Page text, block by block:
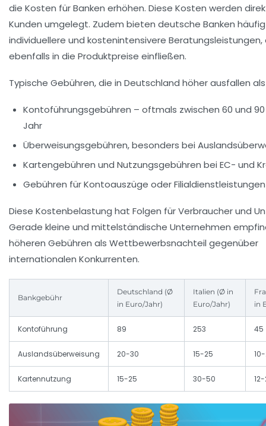
die Kosten für Banken erhöhen. Diese Kosten werden
Kunden umgelegt. Zudem bieten deutsche Banken häufig
individuellere und kostenintensivere Beratungsleistungen,
ebenfalls in die Produktpreise einfließen.
Typische Gebühren, die in Deutschland höher ausfallen
Kontoführungsgebühren – oftmals zwischen 60 und 90
Jahr
Überweisungsgebühren, besonders bei
Kartengebühren und Nutzungsgebühren bei EC- und
Gebühren für Kontoauszüge oder Filialdienstleistungen
Diese Kostenbelastung hat Folgen für Verbraucher und
Gerade kleine und mittelständische Unternehmen
höheren Gebühren als Wettbewerbsnachteil gegenüber
internationalen Konkurrenten.
Bankgebühr
Deutschland (Ø
in Euro/Jahr)
Italien (Ø in
Euro/Jahr)
in
Kontoführung 89 253 45
Auslandsüberweisung 20-30 15-25
Kartennutzung 15-25 30-50